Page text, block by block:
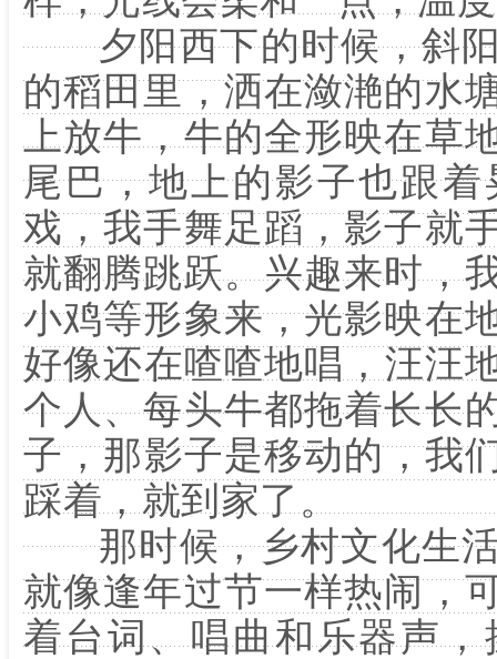
夕阳西下的时候，斜阳
的稻田里，洒在潋滟的水
上放牛，牛的全形映在草
尾巴，地上的影子也跟
戏，我手舞足蹈，影子就
就翻腾跳跃。兴趣来时，
小鸡等形象来，光影映在
好像还在喳喳地唱，汪
个人、每头牛都拖着长长
子，那影子是移动的，
踩着，就到家了。
那时候，乡村文化生活
就像逢年过节一样热闹，
着台词、唱曲和乐器声